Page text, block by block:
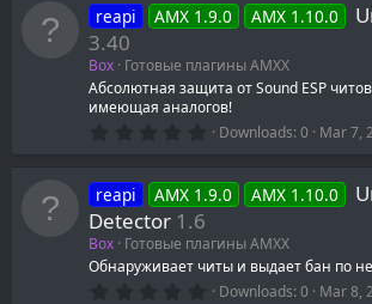
reapi AMX 1.9.0 AMX 1.10.0
3.40
Box Готовые плагины AMXX
Абсолютная защита от Sound ESP
имеющая аналогов!
0
0
s
r
(
Downloads 0 Mar 7,
reapi AMX 1.9.0 AMX 1.10.0
Detector 1.6
Box Готовые плагины AMXX
Обнаруживает читы и выдает бан по
0 Downloads 0 Mar 8,